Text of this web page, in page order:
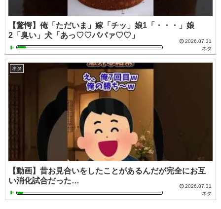
【驚愕】俺「ただいま」嫁「チッ」娘1「・・・」娘
2「臭い」犬「あっ♡♡パパァ♡♡」
2026.07.31
ネタ
ネタ
【動画】昔お見合いをしたことがあるんだが完全にお互
い消化試合だった…
2026.07.31
ネタ